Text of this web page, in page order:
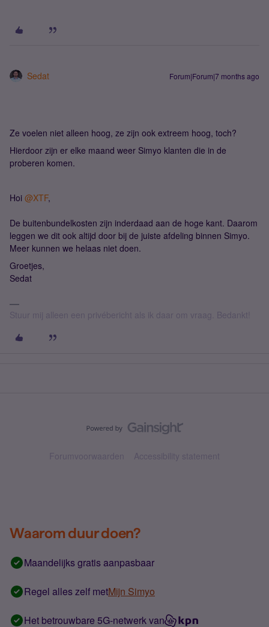
Sedat Forum|Forum|7 months ago
Ze voelen niet alleen hoog, ze zijn ook extreem hoog, toch?
Hierdoor zijn er elke maand weer Simyo klanten die in de
proberen komen.
Hoi ​ @XTF,
De buitenbundelkosten zijn inderdaad aan de hoge kant. Daarom
leggen we dit ook altijd door bij de juiste afdeling binnen Simyo.
Meer kunnen we helaas niet doen.
Groetjes,
Sedat
Stuur mij alleen een privébericht als ik daar om vraag. Bedankt!
Forumvoorwaarden Accessibility statement
Waarom duur doen?
Maandelijks gratis aanpasbaar
Regel alles zelf metMijn Simyo
Het betrouwbare 5G-netwerk van